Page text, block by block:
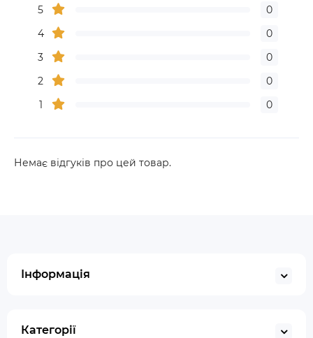
5
0
4
0
3
0
2
0
1
0
Немає відгуків про цей товар.
Інформація
Категорії